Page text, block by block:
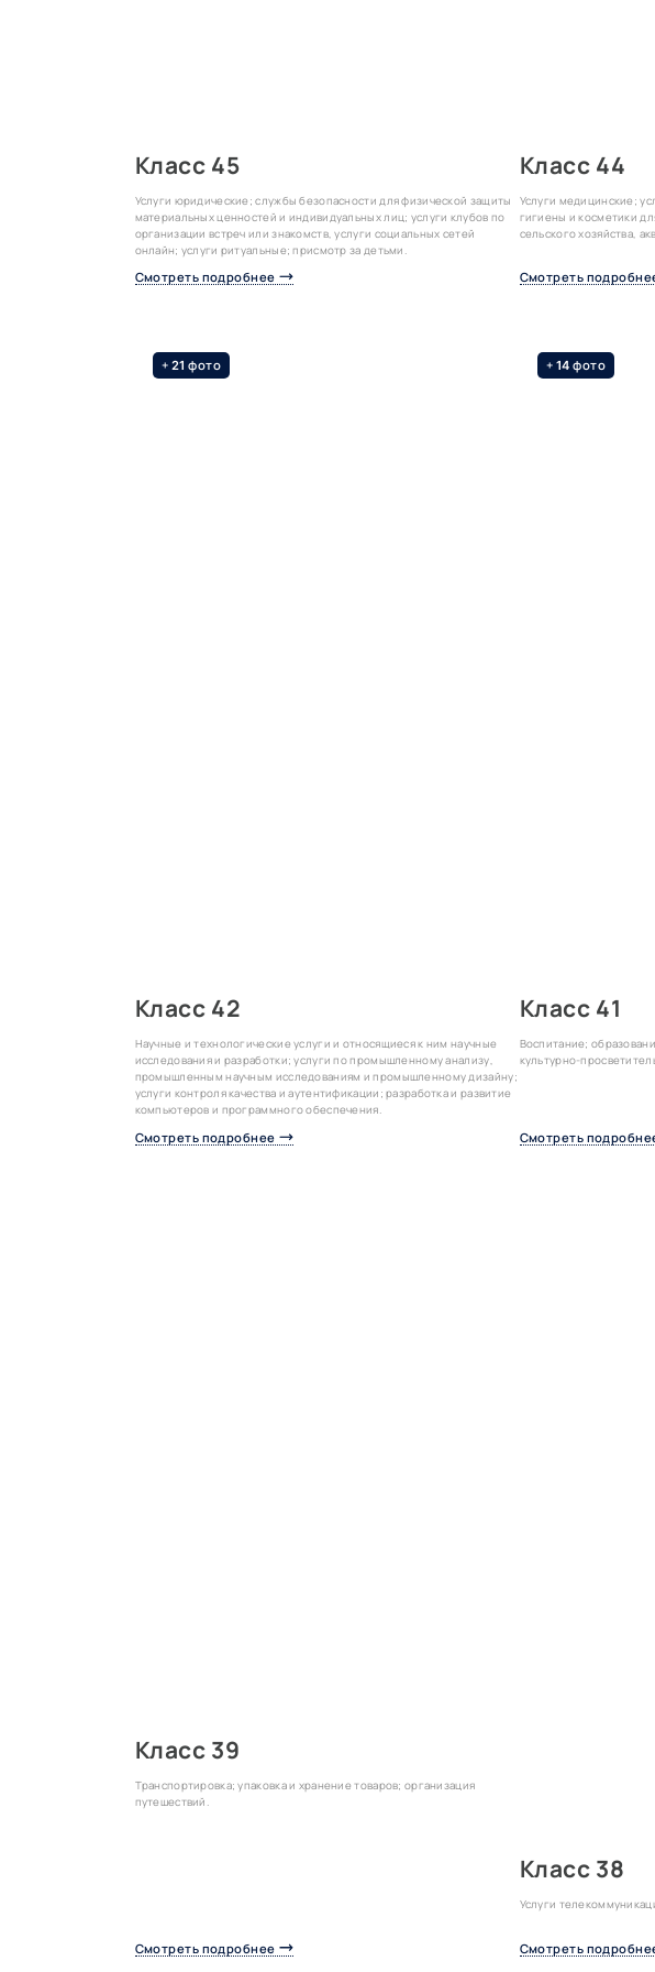
Класс 45
Услуги юридические; службы безопасности для физической защиты
материальных ценностей и индивидуальных лиц; услуги клубов по
организации встреч или знакомств, услуги социальных сетей
онлайн; услуги ритуальные; присмотр за детьми.
Смотреть подробнее
Класс 44
Услуги медицинские;
гигиены и косметики
сельского хозяйства,
Смотреть
+ 21 фото
Класс 42
Научные и технологические услуги и относящиеся к ним научные
исследования и разработки; услуги по промышленному анализу,
промышленным научным исследованиям и промышленному дизайну;
услуги контроля качества и аутентификации; разработка и развитие
компьютеров и программного обеспечения.
Смотреть подробнее
+ 14 фото
Класс 41
Воспитание;
культурно-
Смотреть
Класс 39
Транспортировка; упаковка и хранение товаров; организация
путешествий.
Смотреть подробнее
Класс 38
Услуги
Смотреть